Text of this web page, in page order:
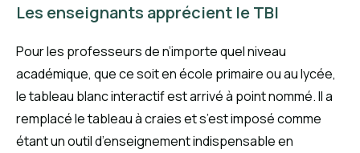
Les enseignants apprécient le TBI
Pour les professeurs de n’importe quel niveau
académique, que ce soit en école primaire ou au lycée,
le tableau blanc interactif est arrivé à point nommé. Il a
remplacé le tableau à craies et s’est imposé comme
étant un outil d’enseignement indispensable en